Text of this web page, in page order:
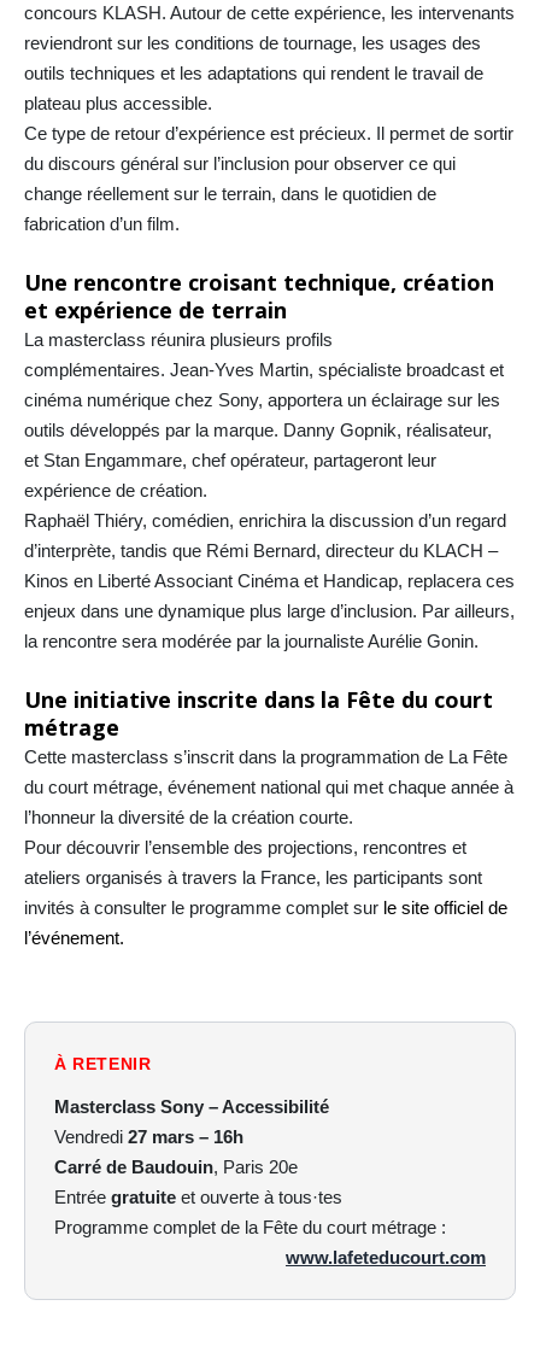
concours KLASH. Autour de cette expérience, les intervenants
reviendront sur les conditions de tournage, les usages des
outils techniques et les adaptations qui rendent le travail de
plateau plus accessible.
Ce type de retour d’expérience est précieux. Il permet de sortir
du discours général sur l’inclusion pour observer ce qui
change réellement sur le terrain, dans le quotidien de
fabrication d’un film.
Une rencontre croisant technique, création
et expérience de terrain
La masterclass réunira plusieurs profils
complémentaires. Jean-Yves Martin, spécialiste broadcast et
cinéma numérique chez Sony, apportera un éclairage sur les
outils développés par la marque. Danny Gopnik, réalisateur,
et Stan Engammare, chef opérateur, partageront leur
expérience de création.
Raphaël Thiéry, comédien, enrichira la discussion d’un regard
d’interprète, tandis que Rémi Bernard, directeur du KLACH –
Kinos en Liberté Associant Cinéma et Handicap, replacera ces
enjeux dans une dynamique plus large d’inclusion. Par ailleurs,
la rencontre sera modérée par la journaliste Aurélie Gonin.
Une initiative inscrite dans la Fête du court
métrage
Cette masterclass s’inscrit dans la programmation de La Fête
du court métrage, événement national qui met chaque année à
l’honneur la diversité de la création courte.
Pour découvrir l’ensemble des projections, rencontres et
ateliers organisés à travers la France, les participants sont
invités à consulter le programme complet sur le site officiel de
l’événement.
À RETENIR
Masterclass Sony – Accessibilité
Vendredi 27 mars – 16h
Carré de Baudouin, Paris 20e
Entrée gratuite et ouverte à tous·tes
Programme complet de la Fête du court métrage :
www.lafeteducourt.com